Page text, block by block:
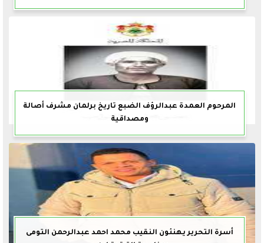
المرحوم العمدة عبدالرؤف الضبع تاريخ برلمان مشرف أصالة
ومصداقية
أسرة التحرير يهنئون النقيب محمد احمد عبدالرحمن التومى